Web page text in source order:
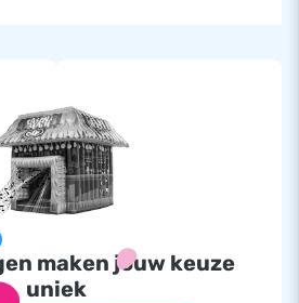
maken jouw keuze
uniek